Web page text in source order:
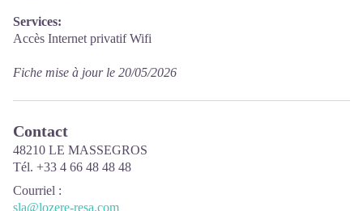
Services:
Accès Internet privatif Wifi
Fiche mise à jour le 20/05/2026
Contact
48210 LE MASSEGROS
Tél. +33 4 66 48 48 48
Courriel :
sla@lozere-resa.com